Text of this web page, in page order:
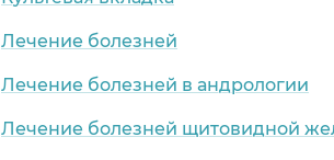
Лечение болезней
Лечение болезней в андрологии
Лечение болезней щитовидной